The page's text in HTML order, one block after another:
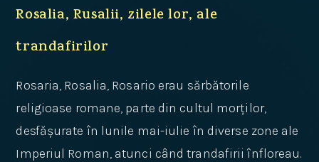
Rosalia, Rusalii, zilele lor, ale
trandafirilor
Rosaria, Rosalia, Rosario erau sărbătorile
religioase romane, parte din cultul morților,
desfășurate în lunile mai-iulie în diverse zone ale
Imperiul Roman, atunci când trandafirii înfloreau.